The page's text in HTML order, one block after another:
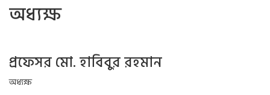
অধ্যক্ষ
প্রফেসর মো. হাবিবুর রহমান
অধ্যক্ষ